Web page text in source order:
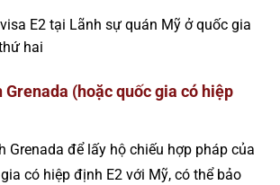
E2 tại Lãnh sự quán Mỹ ở quốc gia
hai
Grenada (hoặc quốc gia có hiệp
Grenada để lấy hộ chiếu hợp pháp của
có hiệp định E2 với Mỹ, có thể bảo